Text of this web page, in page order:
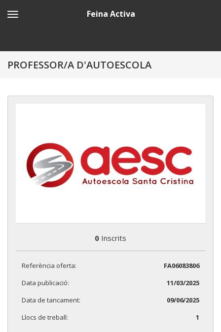
Feina Activa
PROFESSOR/A D'AUTOESCOLA
0 Inscrits
Referència oferta:
FA06083806
Data publicació:
11/03/2025
Data de tancament:
09/06/2025
Llocs de treball:
1